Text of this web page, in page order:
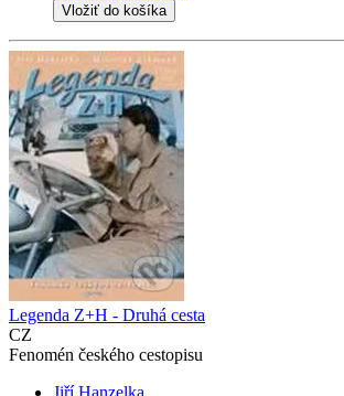
Vložiť do košíka
Legenda Z+H - Druhá cesta
CZ
Fenomén českého cestopisu